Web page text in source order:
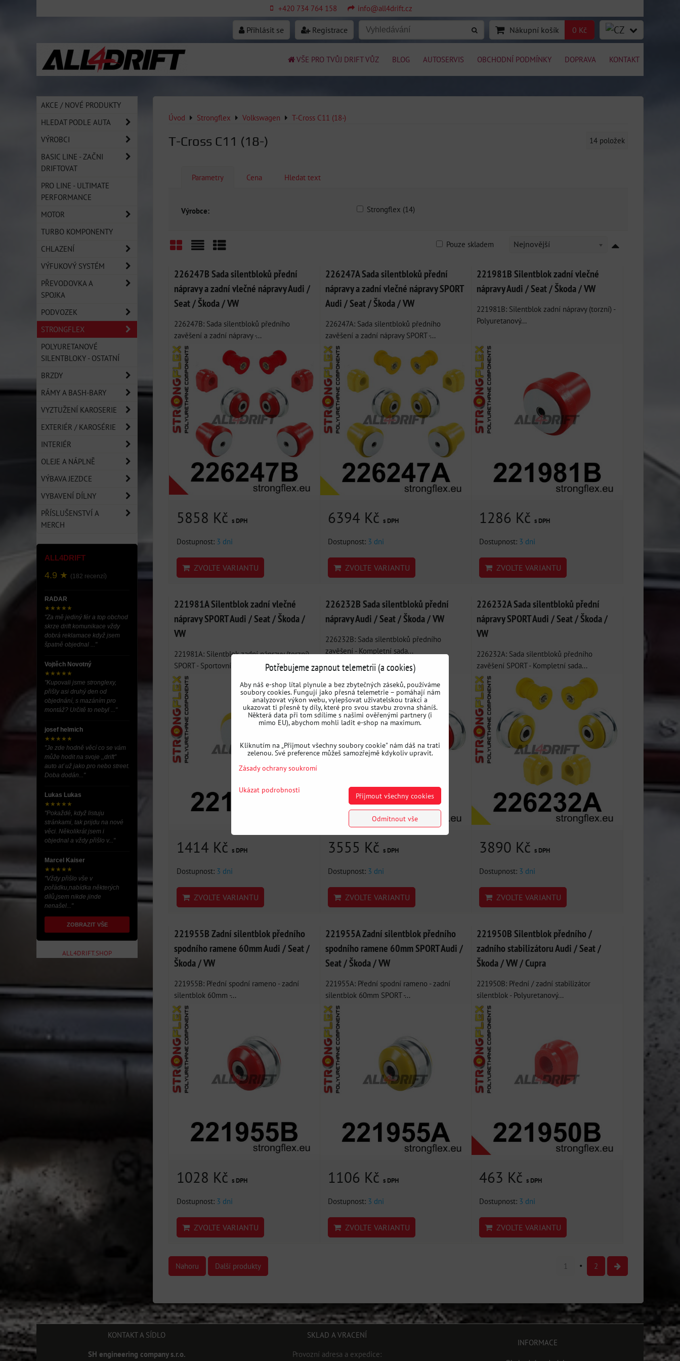
+420 734 764 158 info@all4drift.cz
Přihlásit se Registrace Nákupní košík 0 Kč
VŠE PRO TVŮJ DRIFT VŮZ BLOG AUTOSERVIS OBCHODNÍ PODMÍNKY DOPRAVA KONTAKT
Úvod Strongflex Volkswagen T-Cross C11 (18-)
T-Cross C11 (18-) 14 položek
Parametry Cena Hledat text
Výrobce: Strongflex (14)
Nejnovější
Pouze skladem
226247B Sada silentbloků přední
nápravy a zadní vlečné nápravy Audi /
Seat / Škoda / VW
226247B: Sada silentbloků předního
zavěšení a zadní nápravy -...
5858 Kč s DPH
Dostupnost: 3 dni
ZVOLTE VARIANTU
226247A Sada silentbloků přední
nápravy a zadní vlečné nápravy SPORT
Audi / Seat / Škoda / VW
226247A: Sada silentbloků předního
zavěšení a zadní nápravy SPORT -...
6394 Kč s DPH
Dostupnost: 3 dni
ZVOLTE VARIANTU
221981B Silentblok zadní vlečné
nápravy Audi / Seat / Škoda / VW
221981B: Silentblok zadní nápravy (torzní) -
Polyuretanový...
1286 Kčs DPH
Dostupnost: 3 dni
ZVOLTE VARIANTU
221981A Silentblok zadní vlečné
nápravy SPORT Audi / Seat / Škoda /
VW
221981A: Silentblok zadní nápravy (torzní)
SPORT - Sportovní...
1414 Kč s DPH
Dostupnost: 3 dni
ZVOLTE VARIANTU
226232B Sada silentbloků přední
nápravy Audi / Seat / Škoda / VW
226232B: Sada silentbloků předního
zavěšení - Kompletní sada...
3555 Kč s DPH
Dostupnost: 3 dni
ZVOLTE VARIANTU
226232A Sada silentbloků přední
nápravy SPORT Audi / Seat / Škoda /
VW
226232A: Sada silentbloků předního
zavěšení SPORT - Kompletní sada...
3890 Kčs DPH
Dostupnost: 3 dni
ZVOLTE VARIANTU
221955B Zadní silentblok předního
spodního ramene 60mm Audi / Seat /
Škoda / VW
221955B: Přední spodní rameno - zadní
silentblok 60mm -...
1028 Kč s DPH
Dostupnost: 3 dni
ZVOLTE VARIANTU
221955A Zadní silentblok předního
spodního ramene 60mm SPORT Audi /
Seat / Škoda / VW
221955A: Přední spodní rameno - zadní
silentblok 60mm SPORT -...
1106 Kč s DPH
Dostupnost: 3 dni
ZVOLTE VARIANTU
221950B Silentblok předního /
zadního stabilizátoru Audi / Seat /
Škoda / VW / Cupra
221950B: Přední / zadní stabilizátor
silentblok - Polyuretanový...
463 Kčs DPH
Dostupnost: 3 dni
ZVOLTE VARIANTU
Nahoru Další produkty 1 2
AKCE / NOVÉ PRODUKTY
HLEDAT PODLE AUTA
VÝROBCI
BASIC LINE - ZAČNI
DRIFTOVAT
PRO LINE - ULTIMATE
PERFORMANCE
MOTOR
TURBO KOMPONENTY
CHLAZENÍ
VÝFUKOVÝ SYSTÉM
PŘEVODOVKA A
SPOJKA
PODVOZEK
STRONGFLEX
POLYURETANOVÉ
SILENTBLOKY - OSTATNÍ
BRZDY
RÁMY A BASH-BARY
VYZTUŽENÍ KAROSERIE
EXTERIÉR / KAROSÉRIE
INTERIÉR
OLEJE A NÁPLNĚ
VÝBAVA JEZDCE
VYBAVENÍ DÍLNY
PŘÍSLUŠENSTVÍ A
MERCH
ALL4DRIFT
4.9 ★ (182 recenzí)
RADAR
★★★★★
"Za mě jediný fér a top obchod
skrze drift komunikace vždy
dobrá reklamace když jsem
špatně objednal ..."
Vojtěch Novotný
★★★★★
"Kupovali jsme stronglexy,
přišly asi druhý den od
objednání, s mazáním pro
montáž? Určitě to nebyl ..."
josef helmich
★★★★★
"Je zde hodně věcí co se vám
může hodit na svoje ,,drift”
auto ať už jako pro nebo street.
Doba dodán..."
Lukas Lukas
★★★★★
"Pokaždé, když listuju
stránkami, tak prijdu na nové
věci. Několikrát jsem i
objednal a vždy přišlo v..."
Marcel Kaiser
★★★★★
"Vždy přišlo vše v
pořádku,nabídka některých
dílů,jsem nikde jinde
nenašel..."
ZOBRAZIT VŠE
ALL4DRIFT.SHOP
KONTAKT A SÍDLO
SH engineering company s.r.o.
SKLAD A VRACENÍ
Provozní adresa a expedice:
INFORMACE
Potřebujeme zapnout telemetrii (a cookies)
Aby náš e-shop lítal plynule a bez zbytečných záseků, používáme
soubory cookies. Fungují jako přesná telemetrie – pomáhají nám
analyzovat výkon webu, vylepšovat uživatelskou trakci a
ukazovat ti přesně ty díly, které pro svou stavbu zrovna sháníš.
Některá data při tom sdílíme s našimi ověřenými partnery (i
mimo EU), abychom mohli ladit e-shop na maximum.
Kliknutím na „Přijmout všechny soubory cookie" nám dáš na trati
zelenou. Své preference můžeš samozřejmě kdykoliv upravit.
Zásady ochrany soukromí
Ukázat podrobnosti
Přijmout všechny cookies
Odmítnout vše